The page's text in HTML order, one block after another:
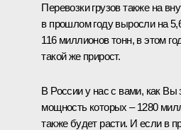
Перевозки грузов также на
в прошлом году выросли на
116 миллионов тонн, в этом
такой же прирост.
В России у нас с вами, как Вы
мощность которых – 1280
также будет расти. И если в